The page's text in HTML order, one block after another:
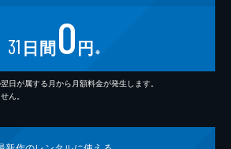
31 日間0円 ※
日が属する月から月額料金が発生します。
ん。